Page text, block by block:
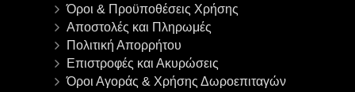
Όροι & Προϋποθέσεις Χρήσης
Αποστολές και Πληρωμές
Πολιτική Απορρήτου
Επιστροφές και Ακυρώσεις
Όροι Αγοράς & Χρήσης Δωροεπιταγών